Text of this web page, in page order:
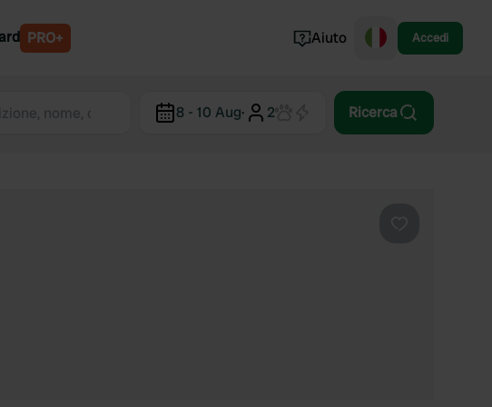
Portogallo
PRO+ Aiuto Accedi
8 - 10 Aug· 2 Ricerca